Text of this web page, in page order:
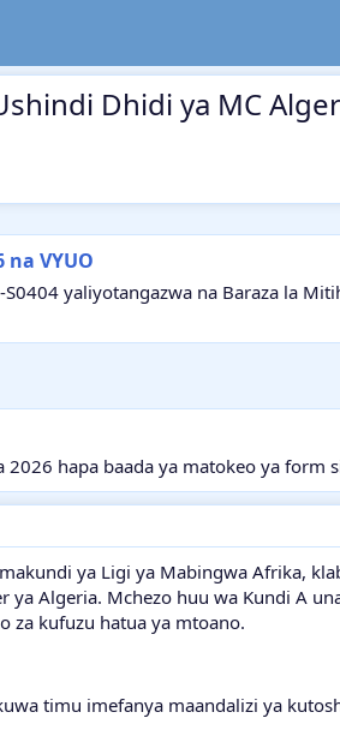
Dhidi ya MC
na VYUO
yaliyotangazwa na Baraza la
hapa baada ya matokeo ya form
ya Ligi ya Mabingwa Afrika,
ya Algeria. Mchezo huu wa Kundi A
kufuzu hatua ya mtoano.
timu imefanya maandalizi ya